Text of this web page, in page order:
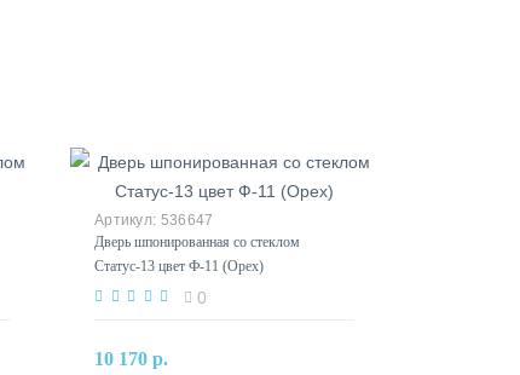
536647
Дверь шпонированная со стеклом
Статус-13 цвет Ф-11 (Орех)
0
10 170 р.В корзину